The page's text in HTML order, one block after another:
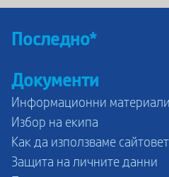
Последно*
Документи
Информационни материали
Избор на екипа
Как да използваме
Защита на личните данни